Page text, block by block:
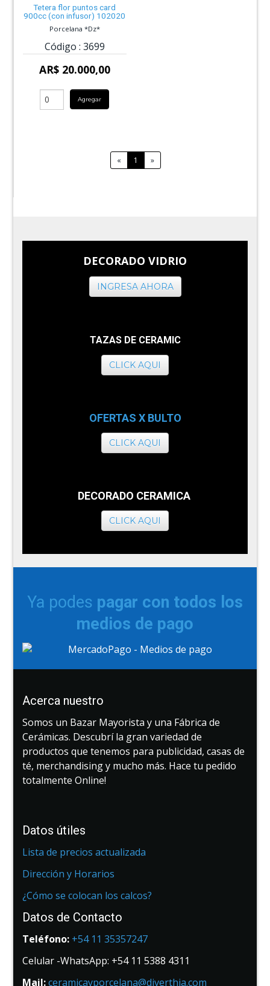
Tetera flor puntos card
900cc (con infusor) 102020
Porcelana *Dz*
Código : 3699
AR$ 20.000,00
Agregar
« 1 »
DECORADO VIDRIO
INGRESA AHORA
TAZAS DE CERAMIC
CLICK AQUI
OFERTAS X BULTO
CLICK AQUI
DECORADO CERAMICA
CLICK AQUI
Ya podes pagar con todos los
medios de pago
Acerca nuestro
Somos un Bazar Mayorista y una Fábrica de
Cerámicas. Descubrí la gran variedad de
productos que tenemos para publicidad, casas de
té, merchandising y mucho más. Hace tu pedido
totalmente Online!
Datos útiles
Lista de precios actualizada
Dirección y Horarios
¿Cómo se colocan los calcos?
Datos de Contacto
Teléfono: +54 11 35357247
Celular -WhatsApp: +54 11 5388 4311
Mail:ceramicayporcelana@diverthia.com